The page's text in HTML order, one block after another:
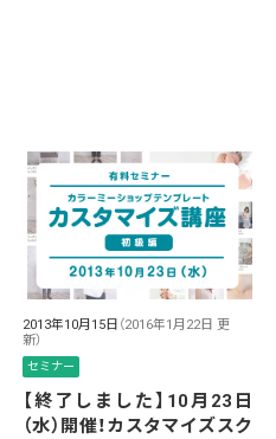
2013年10月15日 （2016年1月22日 更
新）
セミナー
【終了しました】10月23日
（水）開催！カスタマイズスク